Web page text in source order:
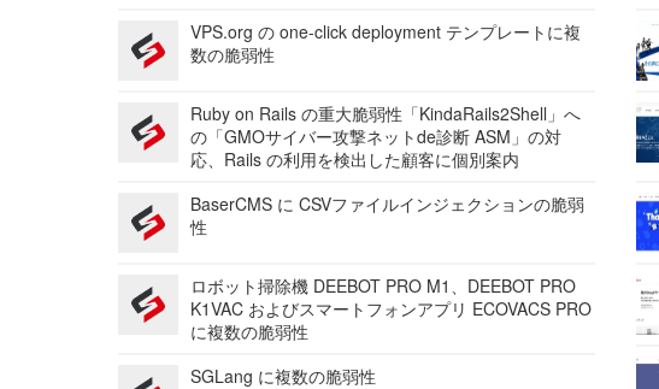
VPS.org の one-click deployment テンプレートに複
数の脆弱性
Ruby on Rails の重大脆弱性「KindaRails2Shell」へ
の「GMOサイバー攻撃ネットde診断 ASM」の対
応、Rails の利用を検出した顧客に個別案内
BaserCMS に CSVファイルインジェクションの脆弱
性
ロボット掃除機 DEEBOT PRO M1、DEEBOT PRO
K1VAC およびスマートフォンアプリ ECOVACS PRO
に複数の脆弱性
SGLang に複数の脆弱性